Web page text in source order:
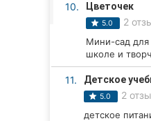
10. Цветочек
5.0 2
Мини-сад для
школе и
11. Детское
5.0 2
детское